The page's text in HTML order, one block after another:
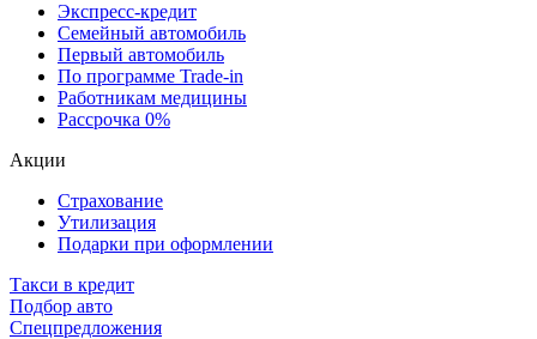
Экспресс-кредит
Семейный автомобиль
Первый автомобиль
По программе Trade-in
Работникам медицины
Рассрочка 0%
Акции
Страхование
Утилизация
Подарки при оформлении
Такси в кредит
Подбор авто
Спецпредложения